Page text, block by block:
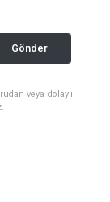
Gönder
veya dolaylı